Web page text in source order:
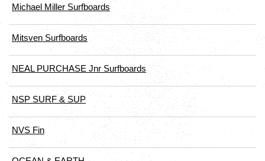
Michael Miller Surfboards
Mitsven Surfboards
NEAL PURCHASE Jnr Surfboards
NSP SURF & SUP
NVS Fin